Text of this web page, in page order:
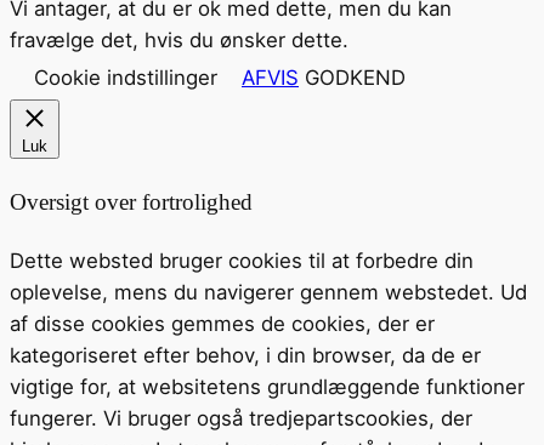
Vi antager, at du er ok med dette, men du kan
fravælge det, hvis du ønsker dette.
Cookie indstillinger
AFVIS GODKEND
Luk
Oversigt over fortrolighed
Dette websted bruger cookies til at forbedre din
oplevelse, mens du navigerer gennem webstedet. Ud
af disse cookies gemmes de cookies, der er
kategoriseret efter behov, i din browser, da de er
vigtige for, at websitetens grundlæggende funktioner
fungerer. Vi bruger også tredjepartscookies, der